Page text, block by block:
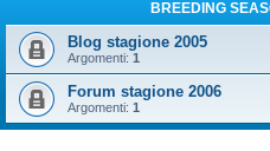
BREEDING
Blog stagione 2005
Argomenti: 1
Forum stagione 2006
Argomenti: 1